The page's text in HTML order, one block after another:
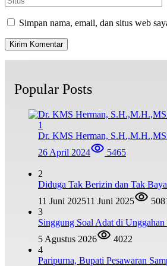
Simpan nama, email, dan situs web
Popular Posts
1
Dr. KMS Herman,
26 April 2024
5465
2
Diduga Tak Berizin dan Tak
11 Juni 202511 Juni 2025
3
Singgung Soal Adat di
5 Agustus 2026
4022
4
Paripurna, Bupati Pesawaran